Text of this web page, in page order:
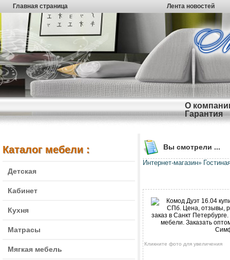
Главная страница Лента новостей
О
Гарантия
Каталог мебели :
Детская
Кабинет
Кухня
Матрасы
Мягкая мебель
Вы смотрели ...
Интернет-магазин»
Кликните фото для увеличения